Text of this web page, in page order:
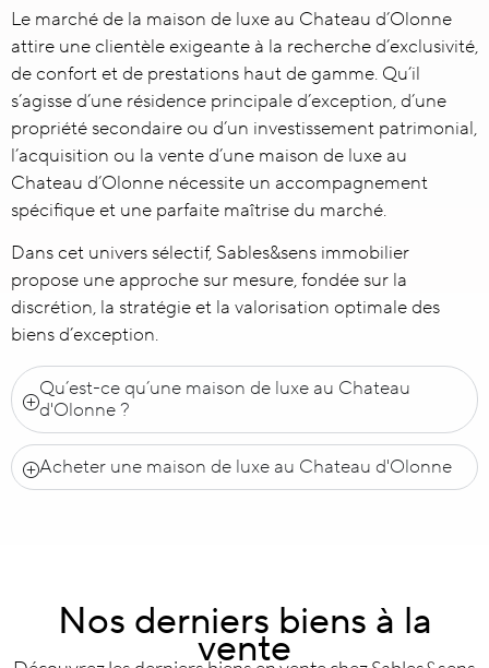
Le marché de la maison de luxe au Chateau d’Olonne
attire une clientèle exigeante à la recherche d’exclusivité,
de confort et de prestations haut de gamme. Qu’il
s’agisse d’une résidence principale d’exception, d’une
propriété secondaire ou d’un investissement patrimonial,
l’acquisition ou la vente d’une maison de luxe au
Chateau d’Olonne nécessite un accompagnement
spécifique et une parfaite maîtrise du marché.
Dans cet univers sélectif, Sables&sens immobilier
propose une approche sur mesure, fondée sur la
discrétion, la stratégie et la valorisation optimale des
biens d’exception.
Qu’est-ce qu’une maison de luxe au Chateau
d'Olonne ?
Acheter une maison de luxe au Chateau d'Olonne
Nos derniers biens à la
vente